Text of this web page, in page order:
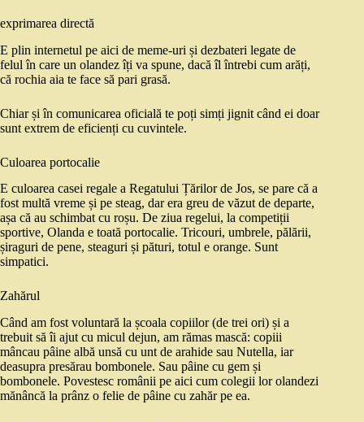
exprimarea directă
E plin internetul pe aici de meme-uri și dezbateri legate de
felul în care un olandez îți va spune, dacă îl întrebi cum arăți,
că rochia aia te face să pari grasă.
Chiar și în comunicarea oficială te poți simți jignit când ei doar
sunt extrem de eficienți cu cuvintele.
Culoarea portocalie
E culoarea casei regale a Regatului Țărilor de Jos, se pare că a
fost multă vreme și pe steag, dar era greu de văzut de departe,
așa că au schimbat cu roșu. De ziua regelui, la competiții
sportive, Olanda e toată portocalie. Tricouri, umbrele, pălării,
șiraguri de pene, steaguri și pături, totul e orange. Sunt
simpatici.
Zahărul
Când am fost voluntară la școala copiilor (de trei ori) și a
trebuit să îi ajut cu micul dejun, am rămas mască: copiii
mâncau pâine albă unsă cu unt de arahide sau Nutella, iar
deasupra presărau bombonele. Sau pâine cu gem și
bombonele. Povestesc românii pe aici cum colegii lor olandezi
mănâncă la prânz o felie de pâine cu zahăr pe ea.